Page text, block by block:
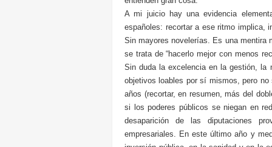
A mi juicio hay una evidencia
españoles: recortar a ese ritmo implica,
Sin mayores novelerías. Es una mentira
se trata de “hacerlo mejor con menos
Sin duda la excelencia en la gestión, la
objetivos loables por sí mismos, pero
años (recortar, en resumen, más del
si los poderes públicos se niegan en
desaparición de las diputaciones
empresariales. En este último año y